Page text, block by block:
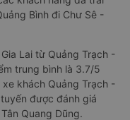
Bình đi Chư Sê -
Lai từ Quảng Trạch -
trung bình là 3.7/5
khách Quảng Trạch -
được đánh giá
Quang Dũng.